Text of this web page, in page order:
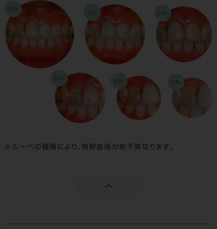
ルーペの種類により、視野直径が若干異なります。